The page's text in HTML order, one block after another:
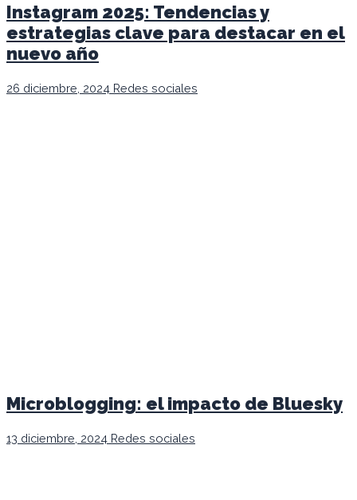
Instagram 2025: Tendencias y
estrategias clave para destacar en el
nuevo año
26 diciembre, 2024 Redes sociales
Microblogging: el impacto de Bluesky
13 diciembre, 2024 Redes sociales